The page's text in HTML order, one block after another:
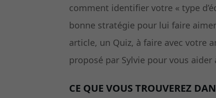
comment identifier votre « type
bonne stratégie pour lui faire
article, un Quiz, à faire avec votre
proposé par Sylvie pour vous aider
CE QUE VOUS TROUVEREZ